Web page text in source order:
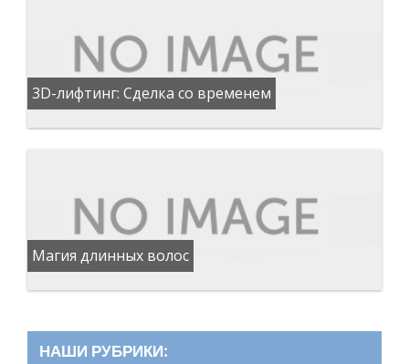
3D-лифтинг: Сделка со временем
Магия длинных волос
НАШИ РУБРИКИ: